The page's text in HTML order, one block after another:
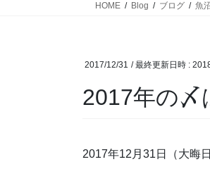
HOME Blog ブログ 魚
2017/12/31 / 最終更新日時 :
2017年の〆
2017年12月31日（大晦日